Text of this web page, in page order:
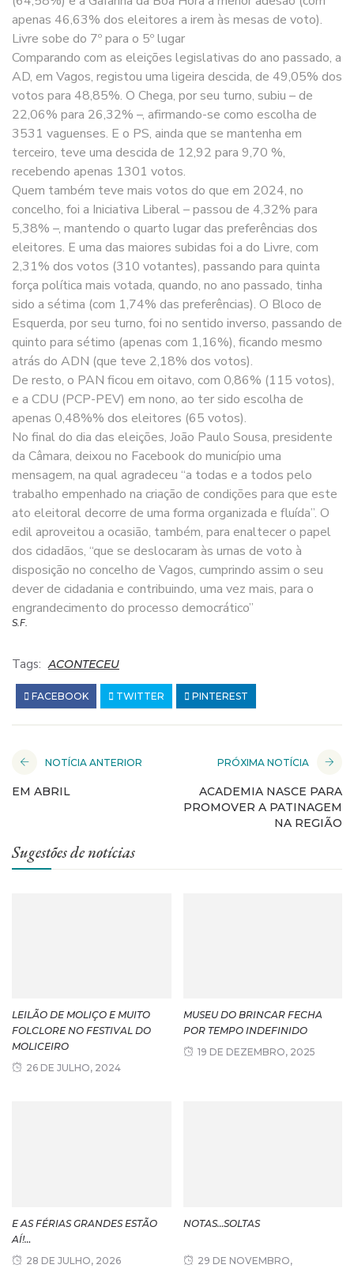
apenas 46,63% dos eleitores a irem às mesas de voto).
Livre sobe do 7º para o 5º lugar
Comparando com as eleições legislativas do ano passado, a
AD, em Vagos, registou uma ligeira descida, de 49,05% dos
votos para 48,85%. O Chega, por seu turno, subiu – de
22,06% para 26,32% –, afirmando-se como escolha de
3531 vaguenses. E o PS, ainda que se mantenha em
terceiro, teve uma descida de 12,92 para 9,70 %,
recebendo apenas 1301 votos.
Quem também teve mais votos do que em 2024, no
concelho, foi a Iniciativa Liberal – passou de 4,32% para
5,38% –, mantendo o quarto lugar das preferências dos
eleitores. E uma das maiores subidas foi a do Livre, com
2,31% dos votos (310 votantes), passando para quinta
força política mais votada, quando, no ano passado, tinha
sido a sétima (com 1,74% das preferências). O Bloco de
Esquerda, por seu turno, foi no sentido inverso, passando de
quinto para sétimo (apenas com 1,16%), ficando mesmo
atrás do ADN (que teve 2,18% dos votos).
De resto, o PAN ficou em oitavo, com 0,86% (115 votos),
e a CDU (PCP-PEV) em nono, ao ter sido escolha de
apenas 0,48%% dos eleitores (65 votos).
No final do dia das eleições, João Paulo Sousa, presidente
da Câmara, deixou no Facebook do município uma
mensagem, na qual agradeceu “a todas e a todos pelo
trabalho empenhado na criação de condições para que este
ato eleitoral decorre de uma forma organizada e fluída”. O
edil aproveitou a ocasião, também, para enaltecer o papel
dos cidadãos, “que se deslocaram às urnas de voto à
disposição no concelho de Vagos, cumprindo assim o seu
dever de cidadania e contribuindo, uma vez mais, para o
engrandecimento do processo democrático”
S.F.
Tags: ACONTECEU
FACEBOOK TWITTER PINTEREST
NOTÍCIA ANTERIOR
EM ABRIL
PRÓXIMA NOTÍCIA
ACADEMIA NASCE PARA
PROMOVER A PATINAGEM
NA REGIÃO
Sugestões de notícias
LEILÃO DE MOLIÇO E MUITO
FOLCLORE NO FESTIVAL DO
MOLICEIRO
26 DE JULHO, 2024
MUSEU DO BRINCAR FECHA
POR TEMPO INDEFINIDO
19 DE DEZEMBRO, 2025
E AS FÉRIAS GRANDES ESTÃO
AÍ!…
28 DE JULHO, 2026
NOTAS…SOLTAS
29 DE NOVEMBRO,